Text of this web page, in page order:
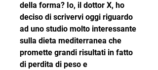
della forma? Io, il dottor X, ho
deciso di scrivervi oggi riguardo
ad uno studio molto interessante
sulla dieta mediterranea che
promette grandi risultati in fatto
di perdita di peso e